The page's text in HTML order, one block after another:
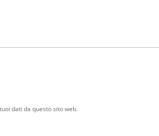
dati da questo sito web.